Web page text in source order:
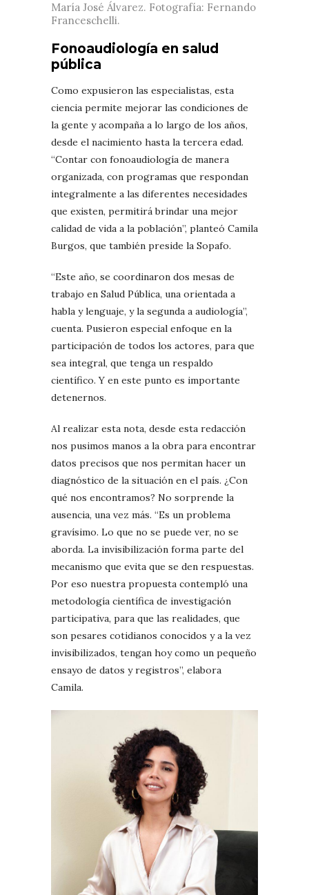
María José Álvarez. Fotografía: Fernando
Franceschelli.
Fonoaudiología en salud
pública
Como expusieron las especialistas, esta
ciencia permite mejorar las condiciones de
la gente y acompaña a lo largo de los años,
desde el nacimiento hasta la tercera edad.
“Contar con fonoaudiología de manera
organizada, con programas que respondan
integralmente a las diferentes necesidades
que existen, permitirá brindar una mejor
calidad de vida a la población”, planteó Camila
Burgos, que también preside la Sopafo.
“Este año, se coordinaron dos mesas de
trabajo en Salud Pública, una orientada a
habla y lenguaje, y la segunda a audiología”,
cuenta. Pusieron especial enfoque en la
participación de todos los actores, para que
sea integral, que tenga un respaldo
científico. Y en este punto es importante
detenernos.
Al realizar esta nota, desde esta redacción
nos pusimos manos a la obra para encontrar
datos precisos que nos permitan hacer un
diagnóstico de la situación en el país. ¿Con
qué nos encontramos? No sorprende la
ausencia, una vez más. “Es un problema
gravísimo. Lo que no se puede ver, no se
aborda. La invisibilización forma parte del
mecanismo que evita que se den respuestas.
Por eso nuestra propuesta contempló una
metodología científica de investigación
participativa, para que las realidades, que
son pesares cotidianos conocidos y a la vez
invisibilizados, tengan hoy como un pequeño
ensayo de datos y registros”, elabora
Camila.